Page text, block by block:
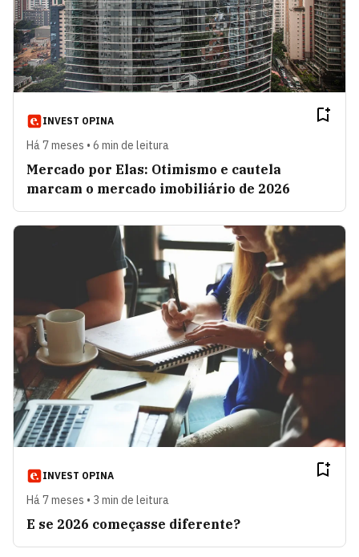
INVEST OPINA
Há 7 meses • 6 min de leitura
Mercado por Elas: Otimismo e cautela
marcam o mercado imobiliário de 2026
INVEST OPINA
Há 7 meses • 3 min de leitura
E se 2026 começasse diferente?